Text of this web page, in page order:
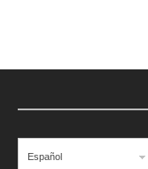
Español